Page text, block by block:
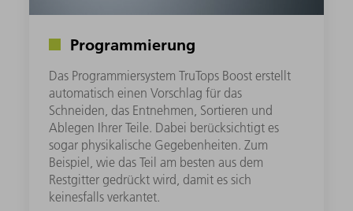
Programmierung
Das Programmiersystem TruTops Boost erstellt
automatisch einen Vorschlag für das
Schneiden, das Entnehmen, Sortieren und
Ablegen Ihrer Teile. Dabei berücksichtigt es
sogar physikalische Gegebenheiten. Zum
Beispiel, wie das Teil am besten aus dem
Restgitter gedrückt wird, damit es sich
keinesfalls verkantet.